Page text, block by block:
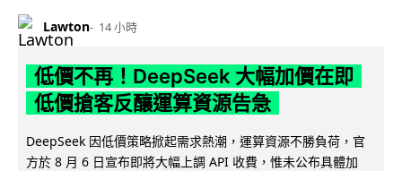
Lawton 14 小時
低價不再！DeepSeek 大幅加價在即
低價搶客反釀運算資源告急
DeepSeek 因低價策略掀起需求熱潮，運算資源不勝負荷，官
方於 8 月 6 日宣布即將大幅上調 API 收費，惟未公布具體加